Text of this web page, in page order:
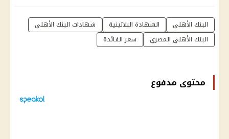
البنك الأهلي الشهادة البلاتينية
شهادات البنك الأهلي
البنك الأهلي المصري
سعر الفائدة
محتوى مدفوع